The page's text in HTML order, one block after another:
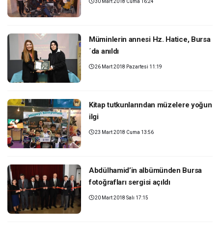
30 Mart 2018 Cuma 16:24
Müminlerin annesi Hz. Hatice, Bursa
´da anıldı
26 Mart 2018 Pazartesi 11:19
Kitap tutkunlarından müzelere yoğun
ilgi
23 Mart 2018 Cuma 13:56
Abdülhamid’in albümünden Bursa
fotoğrafları sergisi açıldı
20 Mart 2018 Salı 17:15